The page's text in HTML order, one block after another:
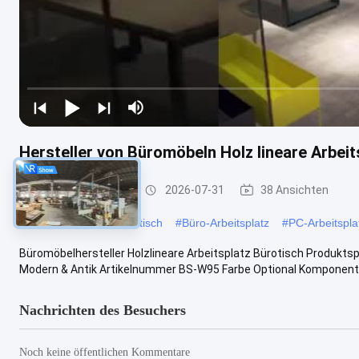
Hersteller von Büromöbeln Holz lineare
Büroarbeitsplätze 2026-07-31 38 Ansichten
#Modularer Arbeitsplatztisch #Büro-Arbeitsplatz #PC-
Büromöbelhersteller Holzlineare Arbeitsplatz Bürotisch
Modern & Antik Artikelnummer BS-W95 Farbe Optional
Nachrichten des Besuchers
Noch keine öffentlichen Kommentare